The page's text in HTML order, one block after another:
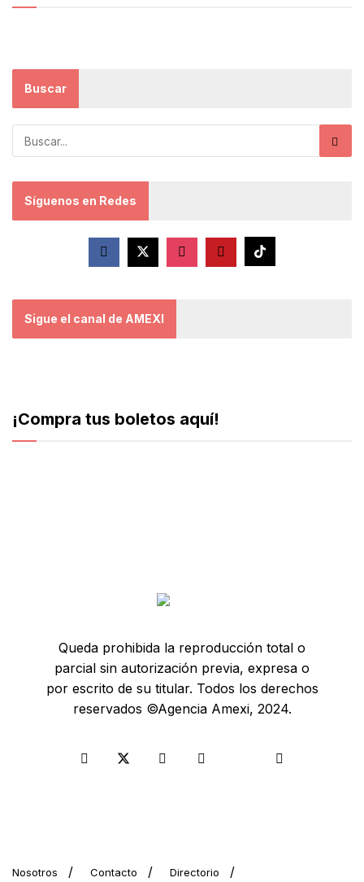
Buscar
Síguenos en Redes
Sigue el canal de AMEXI
¡Compra tus boletos aquí!
Queda prohibida la reproducción total o
parcial sin autorización previa, expresa o
por escrito de su titular. Todos los derechos
reservados ©Agencia Amexi, 2024.
Nosotros Contacto Directorio